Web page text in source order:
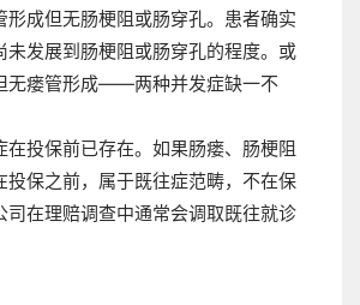
成但无肠梗阻或肠穿孔。 患者确实
未发展到肠梗阻或肠穿孔的程度。或
无瘘管形成——两种并发症缺一不
投保前已存在。 如果肠瘘、肠梗阻
投保之前，属于既往症范畴，不在保
司在理赔调查中通常会调取既往就诊